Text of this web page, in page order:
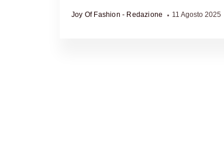
Joy Of Fashion - Redazione 11 Agosto 2025